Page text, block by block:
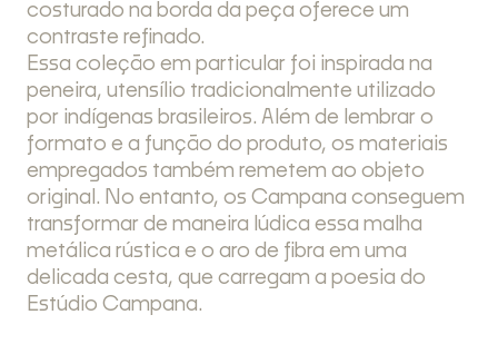
costurado na borda da peça oferece um
contraste refinado.
Essa coleção em particular foi inspirada na
peneira, utensílio tradicionalmente utilizado
por indígenas brasileiros. Além de lembrar o
formato e a função do produto, os materiais
empregados também remetem ao objeto
original. No entanto, os Campana conseguem
transformar de maneira lúdica essa malha
metálica rústica e o aro de fibra em uma
delicada cesta, que carregam a poesia do
Estúdio Campana.